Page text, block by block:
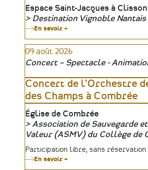
Lieu
Espace Saint-Jacques à Clisson
Organisateur
Destination Vignoble Nantais
En savoir +
Gîte
et
Couvert
aux
et
XXᵉ
siècles
09 août 2026
Concert – Spectacle -
Concert de l'Orchestre
des Champs à Combrée
Lieu
Église de Combrée
Organisateur
Association de Sauvegarde
Valeur (ASMV) du Collège de
Tarifs
Participation libre, sans réservation
En savoir +